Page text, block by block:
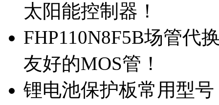
太阳能控制器！
FHP110N8F5B场管代
友好的MOS管！
锂电池保护板常用型